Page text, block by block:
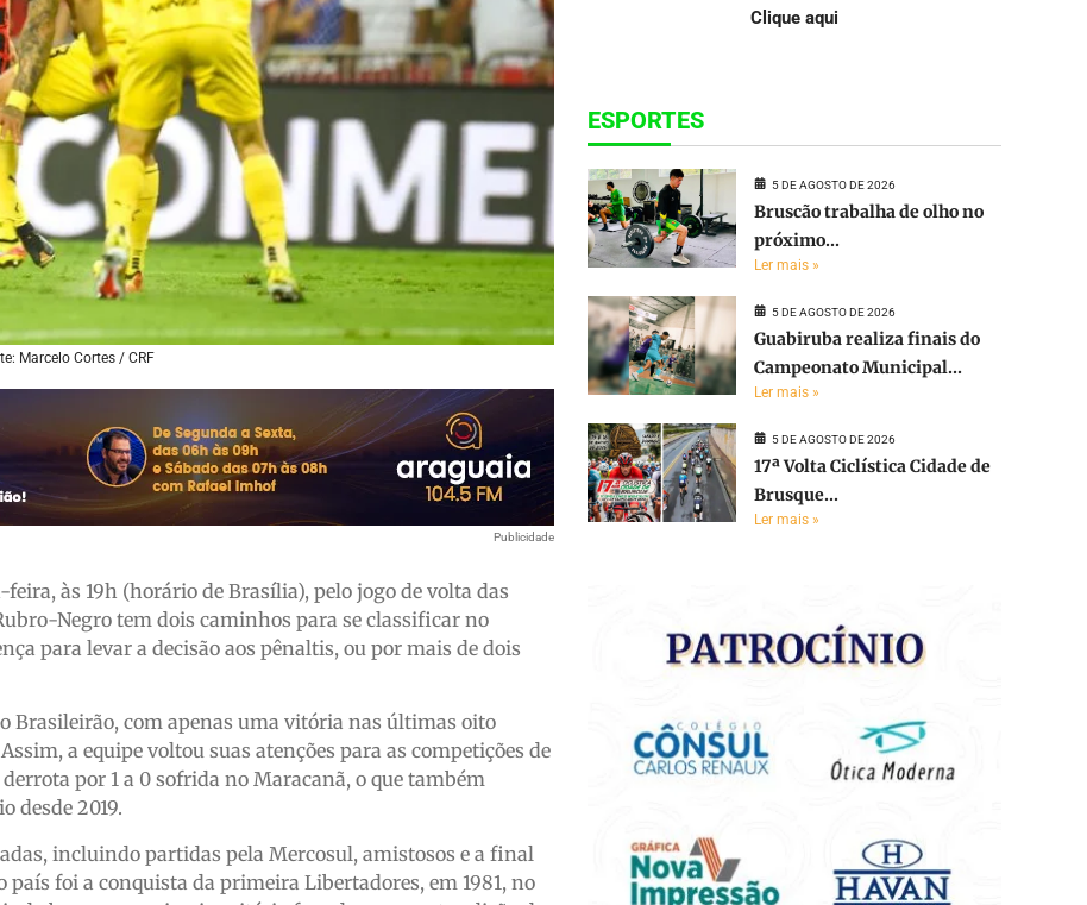
Marcelo Cortes / CRF
Publicidade
às 19h (horário de Brasília), pelo jogo de volta das
Negro tem dois caminhos para se classificar no
para levar a decisão aos pênaltis, ou por mais de dois
Brasileirão, com apenas uma vitória nas últimas oito
a equipe voltou suas atenções para as competições de
por 1 a 0 sofrida no Maracanã, o que também
desde 2019.
incluindo partidas pela Mercosul, amistosos e a final
foi a conquista da primeira Libertadores, em 1981, no
Clique aqui
ESPORTES
5 DE AGOSTO DE 2026
Bruscão trabalha de olho no
próximo...
Ler mais »
5 DE AGOSTO DE 2026
Guabiruba realiza finais do
Campeonato Municipal...
Ler mais »
5 DE AGOSTO DE 2026
17ª Volta Ciclística Cidade de
Brusque...
Ler mais »